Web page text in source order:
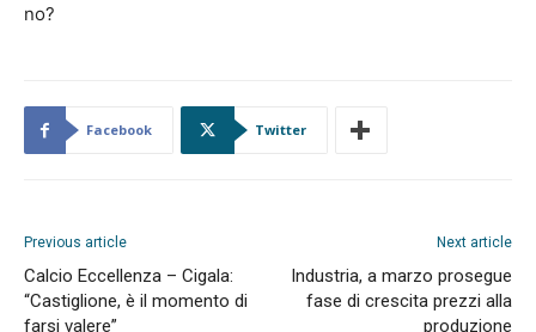
no?
Facebook Twitter
Previous article
Calcio Eccellenza – Cigala:
“Castiglione, è il momento di
farsi valere”
Next article
Industria, a marzo prosegue
fase di crescita prezzi alla
produzione